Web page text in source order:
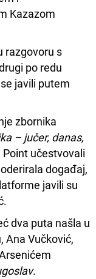
Kazazom
razgovoru s
po redu
javili putem
zbornika
– jučer, danas,
učestvovali
događaj,
javili su
dva puta našla u
Ana Vučković,
.